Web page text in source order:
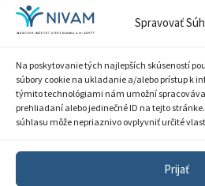
Spravovať
Na poskytovanie tých najlepších skúseností
súbory cookie na ukladanie a/alebo prístup k
týmito technológiami nám umožní
prehliadaní alebo jedinečné ID na tejto
súhlasu môže nepriaznivo ovplyvniť určité
Prijať
IČO: 00164348
DIČ: 2020798714
Zásady ochrany
Sprístupnenie